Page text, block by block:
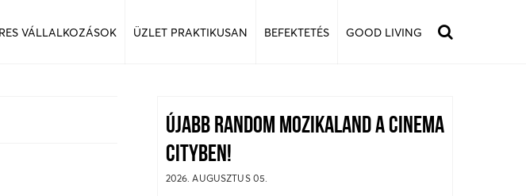
VÁLLALKOZÁSOK ÜZLET PRAKTIKUSAN BEFEKTETÉS GOOD LIVING
ÚJABB RANDOM MOZIKALAND A CINEMA
CITYBEN!
2026. AUGUSZTUS 05.